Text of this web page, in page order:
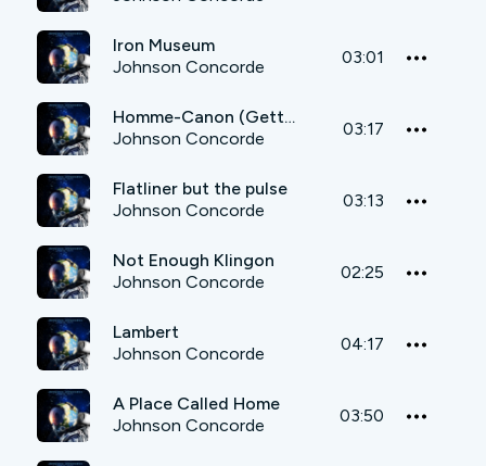
Iron Museum
Johnson Concorde
03:01
Homme-Canon (Getting Higher)
Johnson Concorde
03:17
Flatliner but the pulse
Johnson Concorde
03:13
Not Enough Klingon
Johnson Concorde
02:25
Lambert
Johnson Concorde
04:17
A Place Called Home
Johnson Concorde
03:50